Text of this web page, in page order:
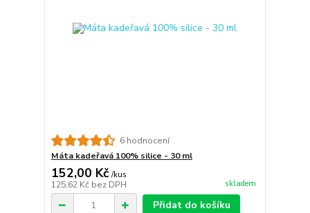
6 hodnocení
Máta kadeřavá 100% silice - 30 ml
152,00 Kč /kus
125,62 Kč bez DPH skladem
Přidat do košíku